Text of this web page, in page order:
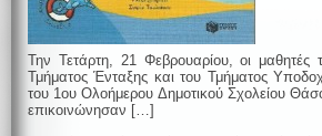
Την Τετάρτη, 21 Φεβρουαρίου, οι μαθητές
Τμήματος Ένταξης και του Τμήματος
του 1ου Ολοήμερου Δημοτικού Σχολείου
επικοινώνησαν […]